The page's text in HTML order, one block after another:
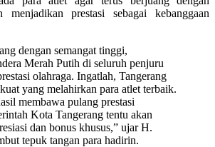
menjadikan prestasi sebagai kebanggaan
dengan semangat tinggi,
Merah Putih di seluruh penjuru
olahraga. Ingatlah, Tangerang
yang melahirkan para atlet terbaik.
membawa pulang prestasi
Kota Tangerang tentu akan
dan bonus khusus,” ujar H.
tepuk tangan para hadirin.